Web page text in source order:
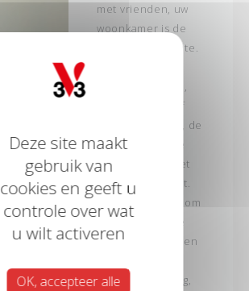
met vrienden, uw
woonkamer is de
ultieme leefruimte.
gezellig, modern,
minimalistisch of
excentriek vindt, de
inrichting van de
woonkamer is het
eerste wat opvalt.
Heb je besloten om
je woonkamer te
gaan renoveren en
Inspiratie genoeg,
Deze site maakt
gebruik van
cookies en geeft u
controle over wat
u wilt activeren
OK, accepteer alle